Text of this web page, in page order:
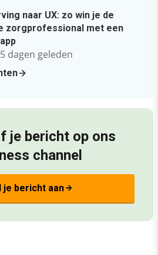
naar UX: zo win je de
zorgprofessional met een
5 dagen geleden
je bericht op ons
channel
je bericht aanarrow_forward